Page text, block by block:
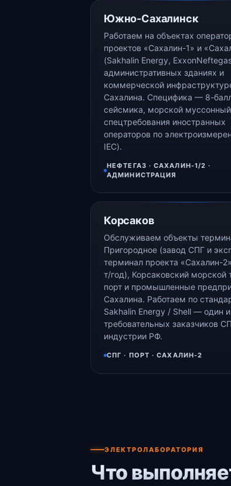
Южно-Сахалинск
Работаем на объектах
проектов «Сахалин-1» и
(Sakhalin Energy,
административных зданиях и
коммерческой
Сахалина. Специфика — 8-
сейсмика, морской
спецтребования иностранных
операторов по
IEC).
НЕФТЕГАЗ · САХАЛИН-1/2 ·
АДМИНИСТРАЦИЯ
Корсаков
Обслуживаем объекты
Пригородное (завод СПГ и
терминал проекта «Сахалин-
т/год), Корсаковский морской
порт и промышленные
Сахалина. Работаем по
Sakhalin Energy / Shell — один
требовательных заказчиков
индустрии РФ.
СПГ · ПОРТ · САХАЛИН-2
ЭЛЕКТРОЛАБОРАТОРИЯ
Что